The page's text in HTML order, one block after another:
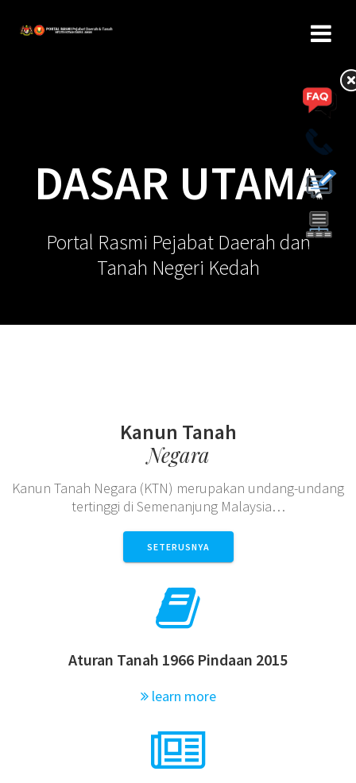
DASAR UTAMA
Portal Rasmi Pejabat Daerah dan
Tanah Negeri Kedah
Kanun Tanah
Negara
Kanun Tanah Negara (KTN) merupakan undang-undang
tertinggi di Semenanjung Malaysia…
SETERUSNYA
Aturan Tanah 1966 Pindaan 2015
learn more